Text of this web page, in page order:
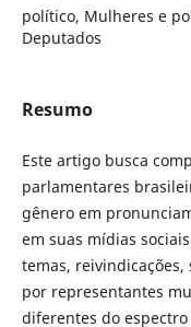
político, Mulheres e
Deputados
Resumo
Este artigo busca
parlamentares
gênero em
em suas mídias
temas,
por representantes
diferentes do